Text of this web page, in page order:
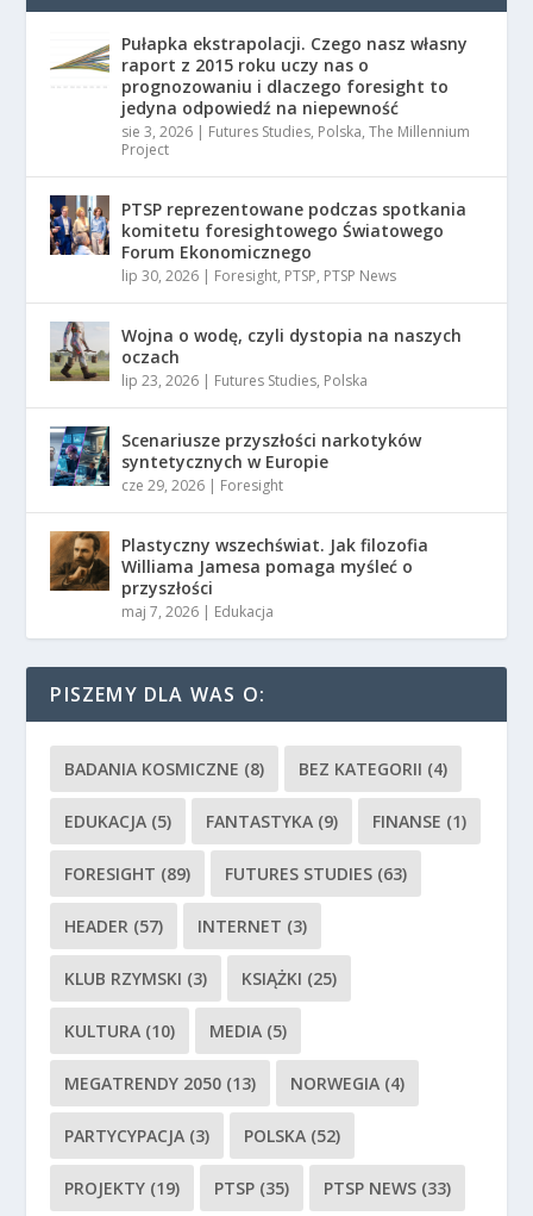
Pułapka ekstrapolacji. Czego nasz własny
raport z 2015 roku uczy nas o
prognozowaniu i dlaczego foresight to
jedyna odpowiedź na niepewność
sie 3, 2026 Futures Studies, Polska,The Millennium
Project
PTSP reprezentowane podczas spotkania
komitetu foresightowego Światowego
Forum Ekonomicznego
lip 30, 2026 Foresight, PTSP, PTSP News
Wojna o wodę, czyli dystopia na naszych
oczach
lip 23, 2026 Futures Studies, Polska
Scenariusze przyszłości narkotyków
syntetycznych w Europie
cze 29, 2026 Foresight
Plastyczny wszechświat. Jak filozofia
Williama Jamesa pomaga myśleć o
przyszłości
maj 7, 2026 Edukacja
PISZEMY DLA WAS O:
BADANIA KOSMICZNE (8) BEZ KATEGORII (4)
EDUKACJA (5) FANTASTYKA (9) FINANSE (1)
FORESIGHT (89) FUTURES STUDIES (63)
HEADER (57) INTERNET (3)
KLUB RZYMSKI (3) KSIĄŻKI (25)
KULTURA (10) MEDIA (5)
MEGATRENDY 2050 (13) NORWEGIA (4)
PARTYCYPACJA (3) POLSKA (52)
PROJEKTY (19) PTSP (35) PTSP NEWS (33)